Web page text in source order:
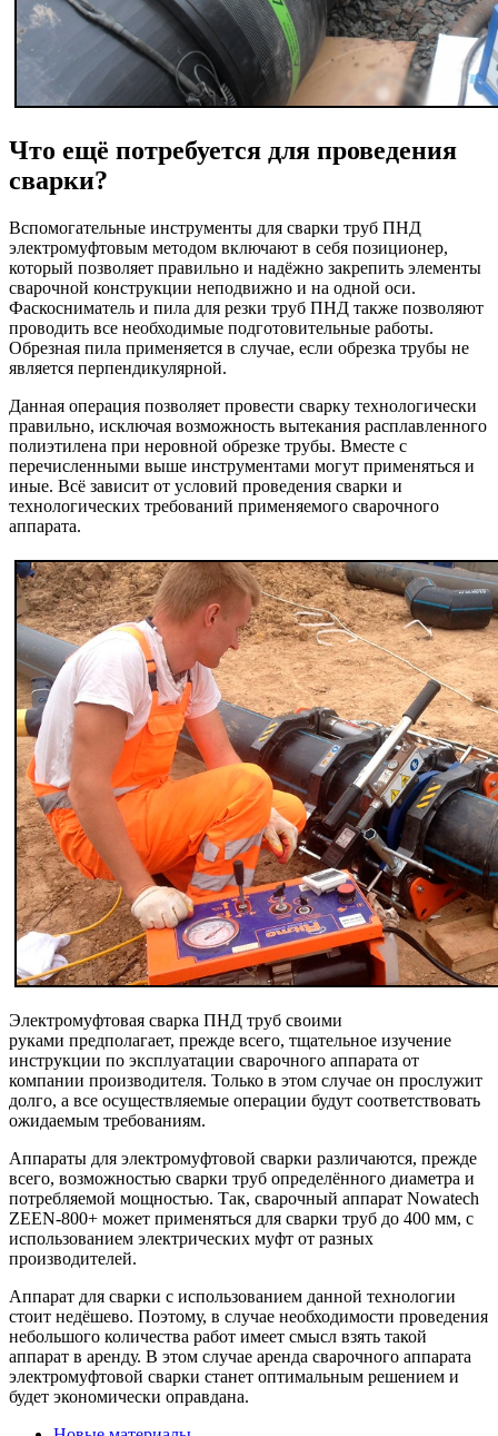
Что ещё потребуется для проведения
сварки?
Вспомогательные инструменты для сварки труб ПНД
электромуфтовым методом включают в себя позиционер,
который позволяет правильно и надёжно закрепить элементы
сварочной конструкции неподвижно и на одной оси.
Фаскосниматель и пила для резки труб ПНД также позволяют
проводить все необходимые подготовительные работы.
Обрезная пила применяется в случае, если обрезка трубы не
является перпендикулярной.
Данная операция позволяет провести сварку технологически
правильно, исключая возможность вытекания расплавленного
полиэтилена при неровной обрезке трубы. Вместе с
перечисленными выше инструментами могут применяться и
иные. Всё зависит от условий проведения сварки и
технологических требований применяемого сварочного
аппарата.
Электромуфтовая сварка ПНД труб своими
руками предполагает, прежде всего, тщательное изучение
инструкции по эксплуатации сварочного аппарата от
компании производителя. Только в этом случае он прослужит
долго, а все осуществляемые операции будут соответствовать
ожидаемым требованиям.
Аппараты для электромуфтовой сварки различаются, прежде
всего, возможностью сварки труб определённого диаметра и
потребляемой мощностью. Так, сварочный аппарат Nowatech
ZEEN-800+ может применяться для сварки труб до 400 мм, с
использованием электрических муфт от разных
производителей.
Аппарат для сварки с использованием данной технологии
стоит недёшево. Поэтому, в случае необходимости проведения
небольшого количества работ имеет смысл взять такой
аппарат в аренду. В этом случае аренда сварочного аппарата
электромуфтовой сварки станет оптимальным решением и
будет экономически оправдана.